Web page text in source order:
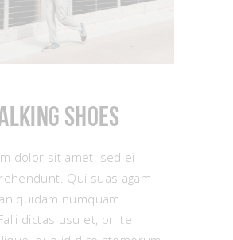
Shoes
dolor sit amet, sed ei
Qui suas agam
quidam numquam
dictas usu et, pri te